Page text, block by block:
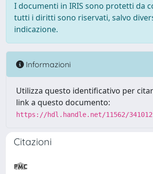
I documenti in IRIS sono protetti da
tutti i diritti sono riservati, salvo
indicazione.
Informazioni
Utilizza questo identificativo per
link a questo documento:
https://hdl.handle.net/11562/341012
Citazioni